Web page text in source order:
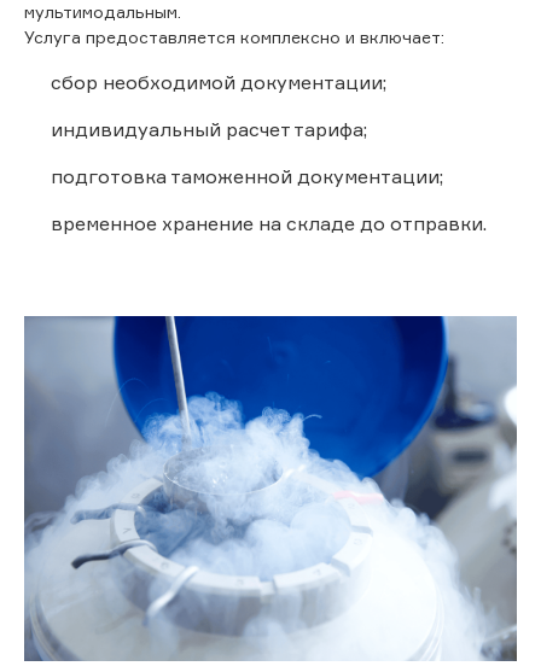
мультимодальным.
Услуга предоставляется комплексно и включает:
сбор необходимой документации;
индивидуальный расчет тарифа;
подготовка таможенной документации;
временное хранение на складе до отправки.